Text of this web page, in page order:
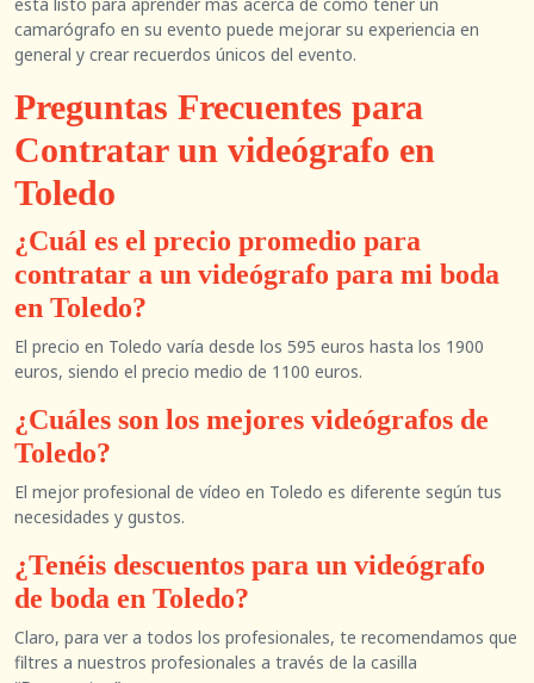
camarógrafo en su evento puede mejorar su experiencia en
general y crear recuerdos únicos del evento.
Preguntas Frecuentes para
Contratar un videógrafo en
Toledo
¿Cuál es el precio promedio para
contratar a un videógrafo para mi boda
en Toledo?
El precio en Toledo varía desde los 595 euros hasta los 1900
euros, siendo el precio medio de 1100 euros.
¿Cuáles son los mejores videógrafos de
Toledo?
El mejor profesional de vídeo en Toledo es diferente según tus
necesidades y gustos.
¿Tenéis descuentos para un videógrafo
de boda en Toledo?
Claro, para ver a todos los profesionales, te recomendamos que
filtres a nuestros profesionales a través de la casilla